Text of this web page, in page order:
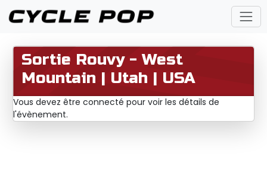
Sortie Rouvy - West
Mountain | Utah | USA
Vous devez être connecté pour voir les détails de
l'évènement.